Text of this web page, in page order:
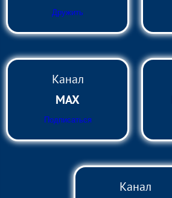
Дружить
Канал
MAX
Подписаться
Канал